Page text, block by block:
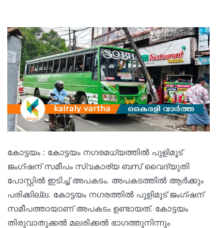
കോട്ടയം : കോട്ടയം നഗരമധ്യത്തിൽ പുളിമൂട്
ജംഗ്ഷന് സമീപം സ്വകാര്യ ബസ് വൈദ്യുതി
പോസ്റ്റിൽ ഇടിച്ച് അപകടം. അപകടത്തിൽ ആർക്കും
പരിക്കില്ല. കോട്ടയം നഗരത്തിൽ പുളിമൂട് ജംഗ്ഷന്
സമീപത്തായാണ് അപകടം ഉണ്ടായത്. കോട്ടയം
തിരുവാതുക്കൽ മലരിക്കൽ ഭാഗത്തുനിന്നും